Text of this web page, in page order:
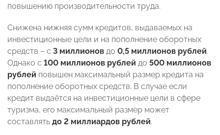
повышению производительности труда.
Снижена нижняя сумм кредитов, выдаваемых на
инвестиционные цели и на пополнение оборотных
средств – с 3 миллионов до 0,5 миллионов рублей.
Однако с 100 миллионов рублей до 500 миллионов
рублей повышен максимальный размер кредита на
пополнение оборотных средств. В случае если
кредит выдаётся на инвестиционные цели в сфере
туризма, его максимальный размер может
составлять до 2 миллиардов рублей.